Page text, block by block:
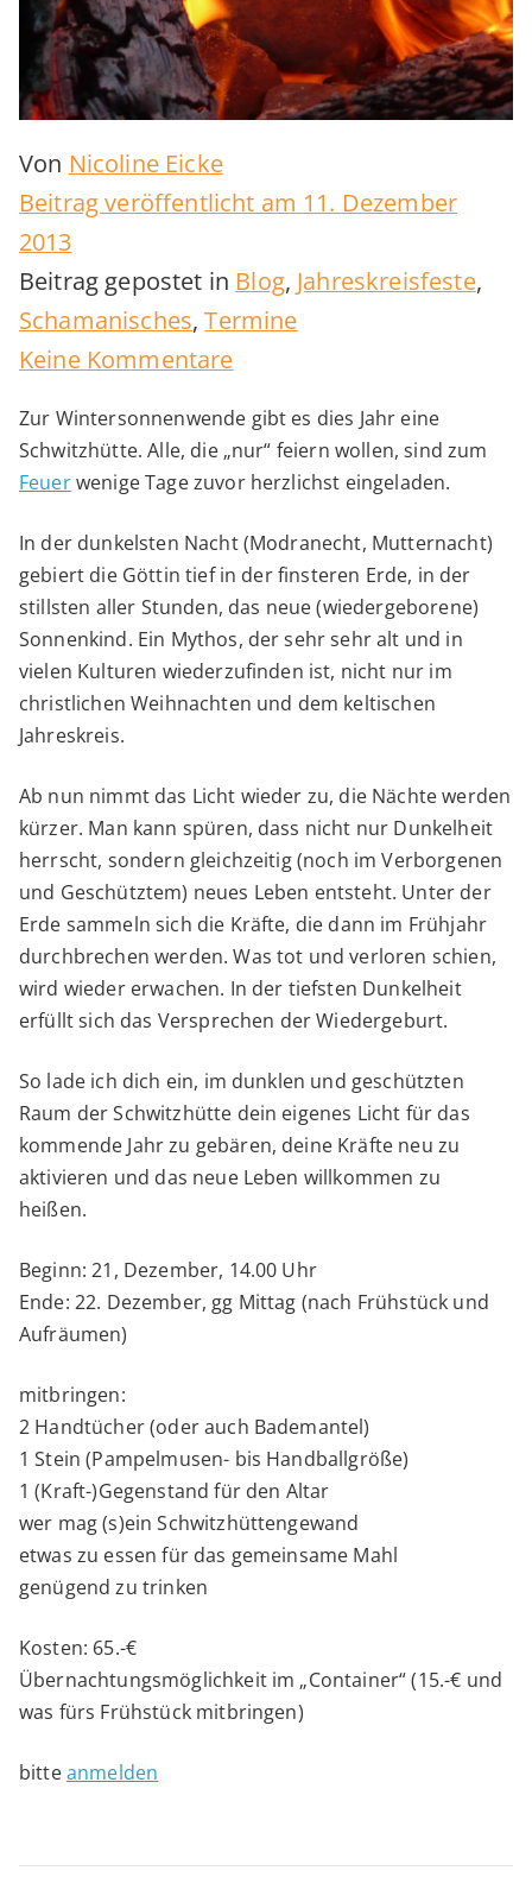
Von Nicoline Eicke
Beitrag veröffentlicht am 11. Dezember
2013
Beitrag gepostet in Blog, Jahreskreisfeste,
Schamanisches,Termine
Keine Kommentarezu
Zur Wintersonnenwende gibt es dies Jahr eine
Schwitzhütte. Alle, die „nur“ feiern wollen, sind zum
Feuerwenige Tage zuvor herzlichst eingeladen.
In der dunkelsten Nacht (Modranecht, Mutternacht)
gebiert die Göttin tief in der finsteren Erde, in der
stillsten aller Stunden, das neue (wiedergeborene)
Sonnenkind. Ein Mythos, der sehr sehr alt und in
vielen Kulturen wiederzufinden ist, nicht nur im
christlichen Weihnachten und dem keltischen
Jahreskreis.
Ab nun nimmt das Licht wieder zu, die Nächte werden
kürzer. Man kann spüren, dass nicht nur Dunkelheit
herrscht, sondern gleichzeitig (noch im Verborgenen
und Geschütztem) neues Leben entsteht. Unter der
Erde sammeln sich die Kräfte, die dann im Frühjahr
durchbrechen werden. Was tot und verloren schien,
wird wieder erwachen. In der tiefsten Dunkelheit
erfüllt sich das Versprechen der Wiedergeburt.
So lade ich dich ein, im dunklen und geschützten
Raum der Schwitzhütte dein eigenes Licht für das
kommende Jahr zu gebären, deine Kräfte neu zu
aktivieren und das neue Leben willkommen zu
heißen.
Beginn: 21, Dezember, 14.00 Uhr
Ende: 22. Dezember, gg Mittag (nach Frühstück und
Aufräumen)
mitbringen:
2 Handtücher (oder auch Bademantel)
1 Stein (Pampelmusen- bis Handballgröße)
1 (Kraft-)Gegenstand für den Altar
wer mag (s)ein Schwitzhüttengewand
etwas zu essen für das gemeinsame Mahl
genügend zu trinken
Kosten: 65.-€
Übernachtungsmöglichkeit im „Container“ (15.-€ und
was fürs Frühstück mitbringen)
bitteanmelden